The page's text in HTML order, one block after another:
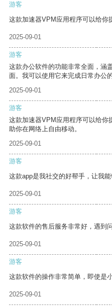
游客
这款加速器VPM应用程序可以给你
2025-09-01
游客
这款办公软件的功能非常全面，涵
面。我可以使用它来完成日常办公
2025-09-01
游客
这款加速器VPM应用程序可以给你
助你在网络上自由移动。
2025-09-01
游客
这款app是我社交的好帮手，让我
2025-09-01
游客
这款软件的售后服务非常好，遇到
2025-09-01
游客
这款软件的操作非常简单，即使是
2025-09-01